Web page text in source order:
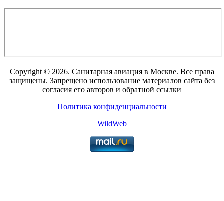
Copyright © 2026. Санитарная авиация в Москве. Все права
защищены. Запрещено использование материалов сайта без
согласия его авторов и обратной ссылки
Политика конфиденциальности
WildWeb